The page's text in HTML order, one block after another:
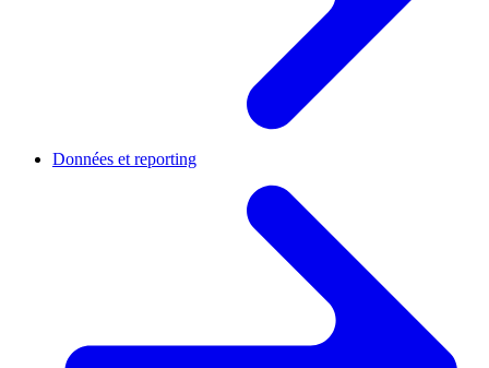
Données et reporting